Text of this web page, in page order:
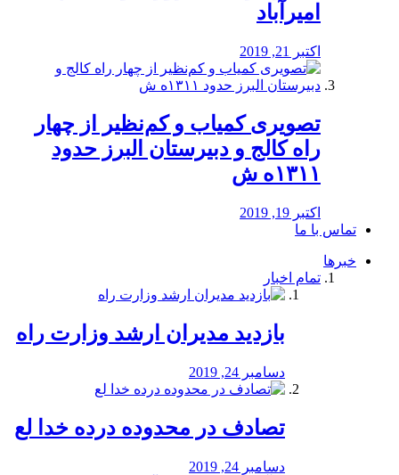
امیرآباد
اکتبر 21, 2019
️تصویری کمیاب و کم‌نظیر از چهار
راه كالج و دبيرستان البرز حدود
۱۳۱۱ه ش
اکتبر 19, 2019
تماس با ما
خبرها
تمام اخبار
بازدید مدیران ارشد وزارت راه
دسامبر 24, 2019
تصادف در محدوده درده خدا لع
دسامبر 24, 2019